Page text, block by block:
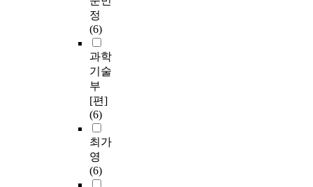
정
(6)
과학
기술
부
[편]
(6)
최가
영
(6)